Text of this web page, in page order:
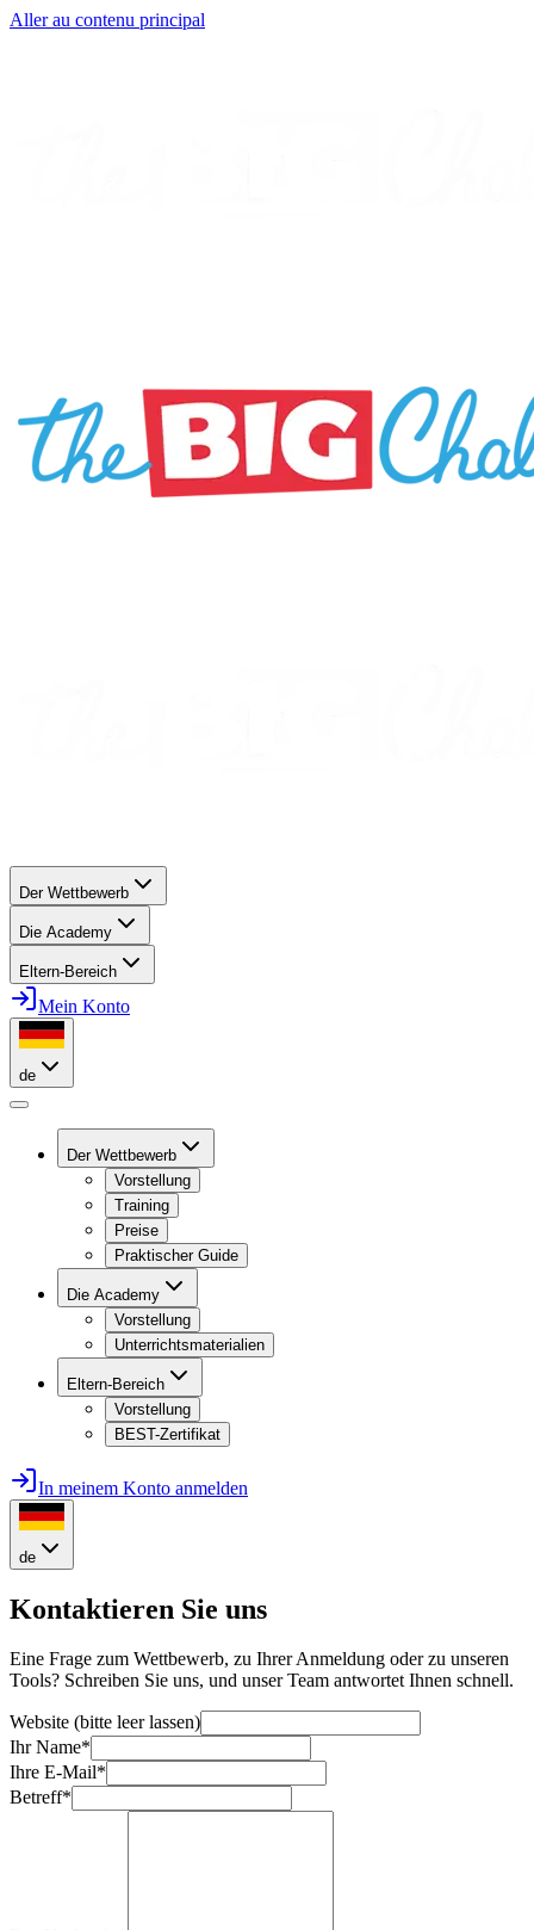
Aller au contenu principal
Der Wettbewerb
Die Academy
Eltern-Bereich
Mein Konto
de
Der Wettbewerb
Vorstellung
Training
Preise
Praktischer Guide
Die Academy
Vorstellung
Unterrichtsmaterialien
Eltern-Bereich
Vorstellung
BEST-Zertifikat
In meinem Konto anmelden
de
Kontaktieren Sie uns
Eine Frage zum Wettbewerb, zu Ihrer Anmeldung oder zu unseren
Tools? Schreiben Sie uns, und unser Team antwortet Ihnen schnell.
Website (bitte leer lassen)
Ihr Name*
Ihre E-Mail*
Betreff*